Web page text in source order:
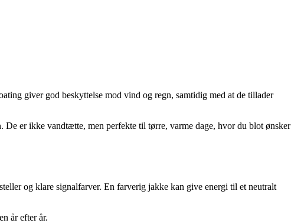
giver god beskyttelse mod vind og regn, samtidig med at de tillader
er ikke vandtætte, men perfekte til tørre, varme dage, hvor du blot ønsker
og klare signalfarver. En farverig jakke kan give energi til et neutralt
år efter år.